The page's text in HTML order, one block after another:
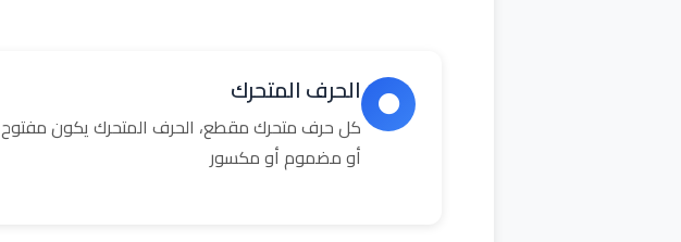
الحرف المتحرك
كل حرف متحرك مقطع، الحرف المتحرك يكون مفتوح
أو مضموم أو مكسور